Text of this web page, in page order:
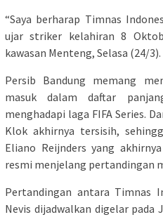
“Saya berharap Timnas
ujar striker kelahiran 8
kawasan Menteng, Selasa (24/3).
Persib Bandung memang
masuk dalam daftar
menghadapi laga FIFA Series.
Klok akhirnya tersisih,
Eliano Reijnders yang
resmi menjelang pertandingan
Pertandingan antara Timnas
Nevis dijadwalkan digelar pada